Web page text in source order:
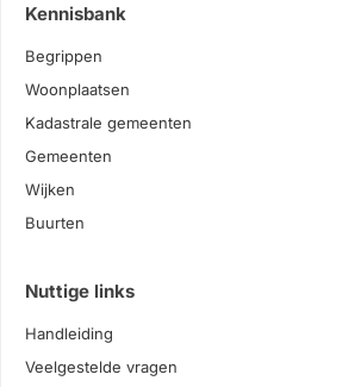
Kennisbank
Begrippen
Woonplaatsen
Kadastrale gemeenten
Gemeenten
Wijken
Buurten
Nuttige links
Handleiding
Veelgestelde vragen